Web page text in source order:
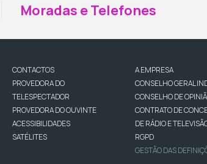
Moradas e Telefones
CONTACTOS
PROVEDORA DO
TELESPECTADOR
PROVEDORA DO OUVINTE
ACESSIBILIDADES
SATÉLITES
A EMPRESA
CONSELHO GERAL
CONSELHO DE
CONTRATO DE
DE RÁDIO E
RGPD
GESTÃO DAS